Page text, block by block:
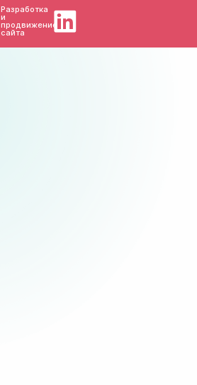
Разработка
и
продвижение
сайта